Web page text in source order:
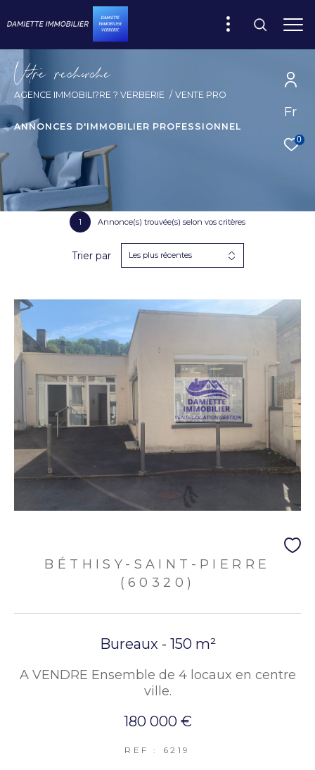
Fr
0
Vore recece
AGENCE IMMOBILI?RE ? VERBERIE VENTE PRO
ANNONCES D'IMMOBILIER PROFESSIONNEL
1 Annonce(s) trouvée(s) selon vos critères
Trier par Les plus récentes
BÉTHISY-SAINT-PIERRE
(60320)
Bureaux - 150 m²
A VENDRE Ensemble de 4 locaux en centre
ville.
180 000 €
REF : 6219